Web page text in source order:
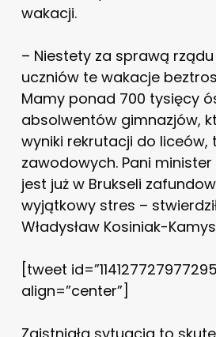
wakacji.
– Niestety za sprawą
uczniów te wakacje
Mamy ponad 700 tysięcy
absolwentów gimnazjów,
wyniki rekrutacji do liceów,
zawodowych. Pani
jest już w Brukseli
wyjątkowy stres –
Władysław Kosiniak-
[tweet
align=”center”]